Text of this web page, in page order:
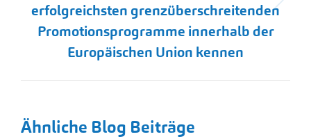
Nächster
Beitrag:
erfolgreichsten grenzüberschreitenden
Promotionsprogramme innerhalb der
Europäischen Union kennen
Ähnliche Blog Beiträge